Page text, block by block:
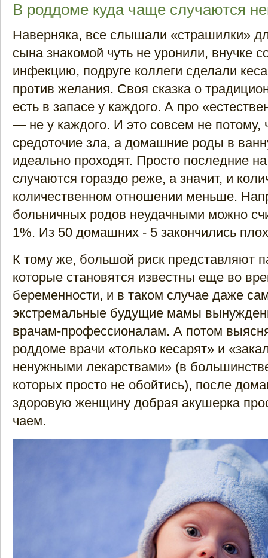
В роддоме куда чаще случаются
Наверняка, все слышали «страшилки»
сына знакомой чуть не уронили, внучке
инфекцию, подруге коллеги сделали
против желания. Своя сказка о
есть в запасе у каждого. А про
— не у каждого. И это совсем не
средоточие зла, а домашние роды в
идеально проходят. Просто последние
случаются гораздо реже, а значит, и
количественном отношении меньше.
больничных родов неудачными можно
1%. Из 50 домашних - 5 закончились
К тому же, большой риск представляют
которые становятся известны еще во
беременности, и в таком случае даже
экстремальные будущие мамы
врачам-профессионалам. А потом
роддоме врачи «только кесарят» и
ненужными лекарствами» (в
которых просто не обойтись), после
здоровую женщину добрая акушерка
чаем.